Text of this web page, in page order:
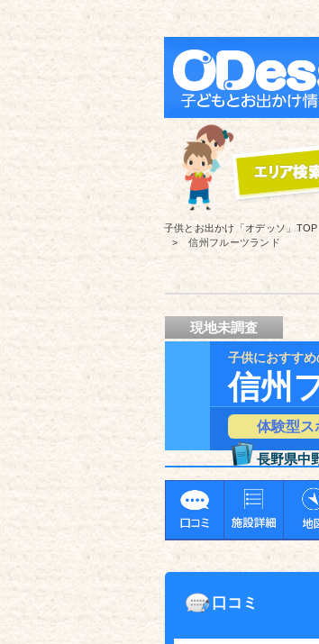
子供とお出かけ「オデッソ」 TOP
信州フルーツランド
現地未調査
子供におすす
信州
体験型ス
長野県中
口コミ